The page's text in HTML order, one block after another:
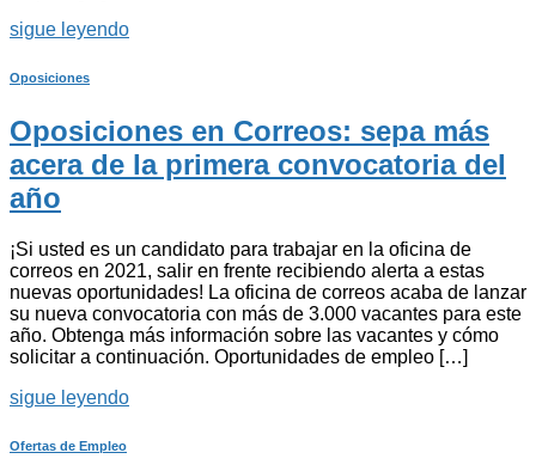
sigue leyendo
Oposiciones
Oposiciones en Correos: sepa más
acera de la primera convocatoria del
año
¡Si usted es un candidato para trabajar en la oficina de
correos en 2021, salir en frente recibiendo alerta a estas
nuevas oportunidades! La oficina de correos acaba de lanzar
su nueva convocatoria con más de 3.000 vacantes para este
año. Obtenga más información sobre las vacantes y cómo
solicitar a continuación. Oportunidades de empleo […]
sigue leyendo
Ofertas de Empleo